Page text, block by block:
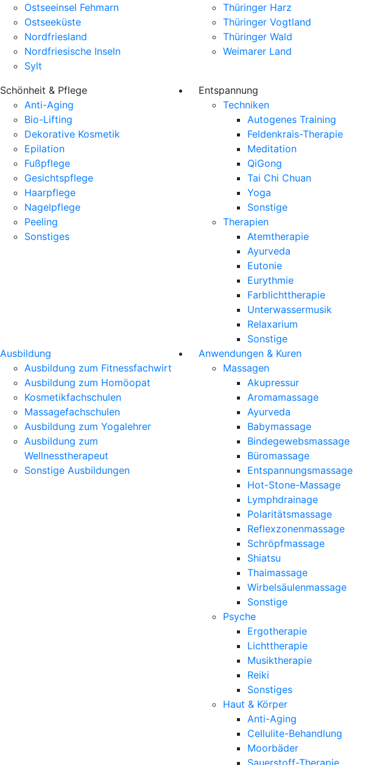
Ostseeinsel Fehmarn
Ostseeküste
Nordfriesland
Nordfriesische Inseln
Sylt
Thüringer Harz
Thüringer Vogtland
Thüringer Wald
Weimarer Land
Schönheit & Pflege
Anti-Aging
Bio-Lifting
Dekorative Kosmetik
Epilation
Fußpflege
Gesichtspflege
Haarpflege
Nagelpflege
Peeling
Sonstiges
Entspannung
Techniken
Autogenes Training
Feldenkrais-Therapie
Meditation
QiGong
Tai Chi Chuan
Yoga
Sonstige
Therapien
Atemtherapie
Ayurveda
Eutonie
Eurythmie
Farblichttherapie
Unterwassermusik
Relaxarium
Sonstige
Ausbildung
Ausbildung zum Fitnessfachwirt
Ausbildung zum Homöopat
Kosmetikfachschulen
Massagefachschulen
Ausbildung zum Yogalehrer
Ausbildung zum
Wellnesstherapeut
Sonstige Ausbildungen
Anwendungen & Kuren
Massagen
Akupressur
Aromamassage
Ayurveda
Babymassage
Bindegewebsmassage
Büromassage
Entspannungsmassage
Hot-Stone-Massage
Lymphdrainage
Polaritätsmassage
Reflexzonenmassage
Schröpfmassage
Shiatsu
Thaimassage
Wirbelsäulenmassage
Sonstige
Psyche
Ergotherapie
Lichttherapie
Musiktherapie
Reiki
Sonstiges
Haut & Körper
Anti-Aging
Cellulite-Behandlung
Moorbäder
Sauerstoff-Therapie